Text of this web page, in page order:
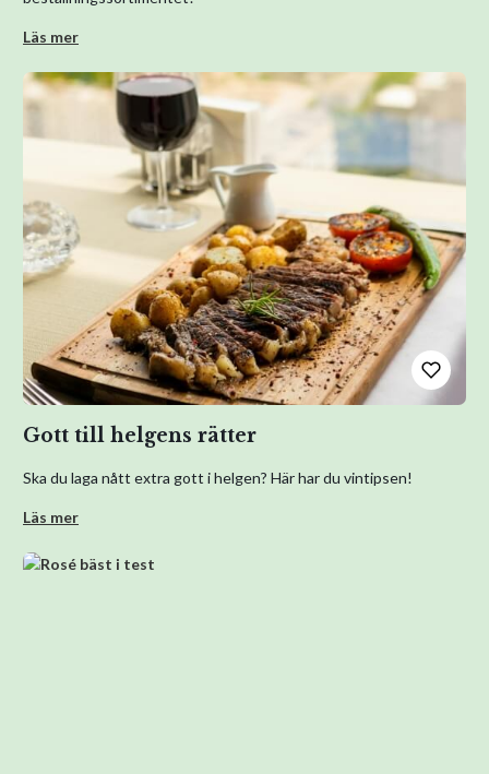
Läs mer
Gott till helgens rätter
Ska du laga nått extra gott i helgen? Här har du vintipsen!
Läs mer